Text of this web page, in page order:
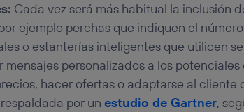
Cada vez será más habitual la inclusión
ejemplo perchas que indiquen el número
o estanterías inteligentes que utilicen
personalizados a los potenciales
hacer ofertas o adaptarse al cliente
por un estudio de Gartner,